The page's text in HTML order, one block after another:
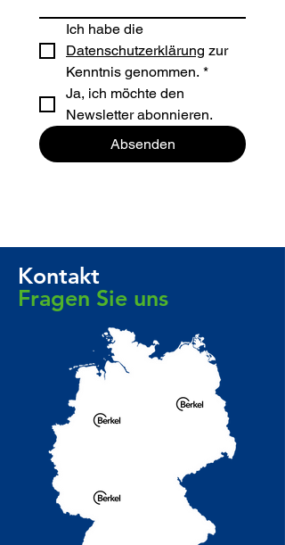
Datenschutzerklärung zur
Kenntnis genommen. *
Ja, ich möchte den
Newsletter abonnieren.
Absenden
Kontakt
Fragen Sie uns